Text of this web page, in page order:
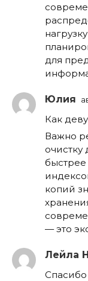
для
Юлия
Как
Важно
очистку
копий
— это
Лейла
Спасибо